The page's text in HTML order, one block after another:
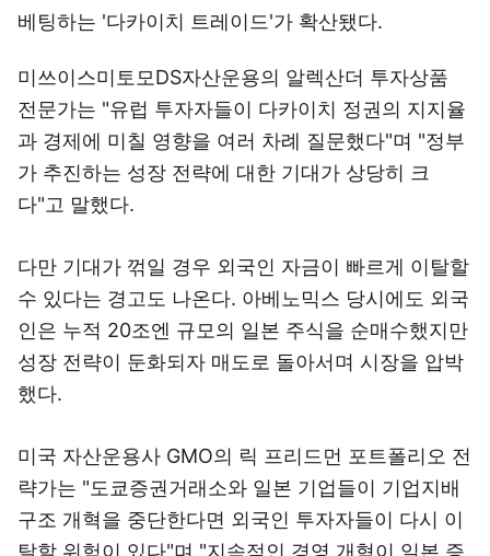
베팅하는 '다카이치 트레이드'가 확산됐다.
미쓰이스미토모DS자산운용의 알렉산더 투자상품
전문가는 "유럽 투자자들이 다카이치 정권의 지지율
과 경제에 미칠 영향을 여러 차례 질문했다"며 "정부
가 추진하는 성장 전략에 대한 기대가 상당히 크
다"고 말했다.
다만 기대가 꺾일 경우 외국인 자금이 빠르게 이탈할
수 있다는 경고도 나온다. 아베노믹스 당시에도 외국
인은 누적 20조엔 규모의 일본 주식을 순매수했지만
성장 전략이 둔화되자 매도로 돌아서며 시장을 압박
했다.
미국 자산운용사 GMO의 릭 프리드먼 포트폴리오 전
략가는 "도쿄증권거래소와 일본 기업들이 기업지배
구조 개혁을 중단한다면 외국인 투자자들이 다시 이
탈할 위험이 있다"며 "지속적인 경영 개혁이 일본 증